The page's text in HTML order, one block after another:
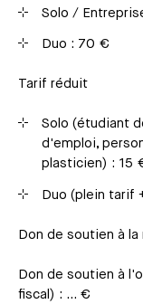
Solo /
Duo : 70 €
Tarif réduit
Solo (étudiant
d'emploi,
plasticien) : 15
Duo (plein tarif
Don de soutien à
Don de soutien à
fiscal) : ... €